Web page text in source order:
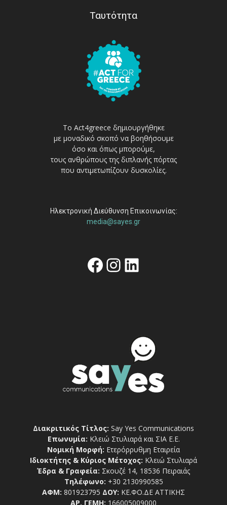
Ταυτότητα
Το Act4greece δημιουργήθηκε
με μοναδικό σκοπό να βοηθήσουμε
όσο και όπως μπορούμε,
τους ανθρώπους της διπλανής πόρτας
που αντιμετωπίζουν δυσκολίες.
Ηλεκτρονική Διεύθυνση Επικοινωνίας:
media@sayes.gr
Facebook
Instagram
Linkedin
Διακριτικός Τίτλος: Say Yes Communications
Επωνυμία: Κλειώ Στυλιαρά και ΣΙΑ Ε.Ε.
Νομική Μορφή: Ετερόρρυθμη Εταιρεία
Ιδιοκτήτης & Κύριος Μέτοχος: Κλειώ Στυλιαρά
Έδρα & Γραφεία: Σκουζέ 14, 18536 Πειραιάς
Τηλέφωνο: +30 2130990585
ΑΦΜ: 801923795 ΔΟΥ: ΚΕ.ΦΟ.ΔΕ ΑΤΤΙΚΗΣ
ΑΡ. ΓΕΜΗ: 166005009000